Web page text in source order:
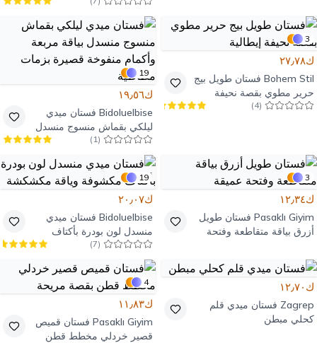
3
ك٢٧٫٧٨
Bohem Stil فستان طويل بيج
حرير مطوي بقصة نحيفة
إيطالية
(
4
)
19
ك١٩٫٥٦
Bidoluelbise فستان ميدي
ليلكي بقماش منسوج منسدل
بياقة مربعة وأكمام منفوخة
قصيرة بزمات مطاطية
(
1
)
3
ك١٢٫٣٤
Pasaklı Giyim فستان طويل
أزرق بياقة متقاطعة وفتحة
19
ك٢٠٫٠٧
Bidoluelbise فستان ميدي
منسدل لون بودرة بأكتاف
مكشوفة وياقة مكشكشة
(
7
)
ك١٢٫٧٠
Zagrep فستان ميدي قلم
كحلي مبطن
4
ك١١٫٨٣
Pasaklı Giyim فستان قميص
قصير خردلي مخطط قطن